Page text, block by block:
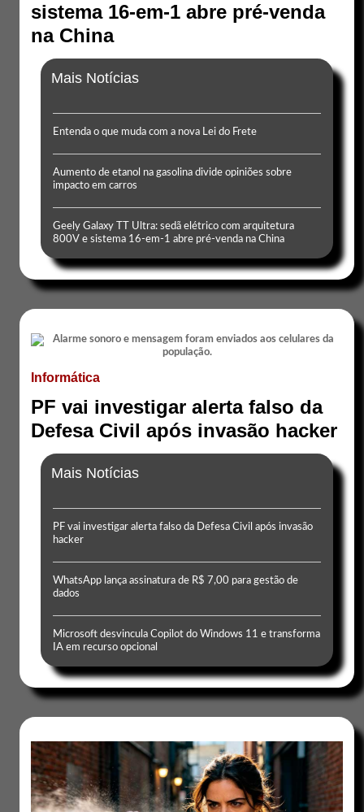
sistema 16-em-1 abre pré-venda
na China
Mais Notícias
Entenda o que muda com a nova Lei do Frete
Aumento de etanol na gasolina divide opiniões sobre
impacto em carros
Geely Galaxy TT Ultra: sedã elétrico com arquitetura
800V e sistema 16-em-1 abre pré-venda na China
Informática
PF vai investigar alerta falso da
Defesa Civil após invasão hacker
Mais Notícias
PF vai investigar alerta falso da Defesa Civil após invasão
hacker
WhatsApp lança assinatura de R$ 7,00 para gestão de
dados
Microsoft desvincula Copilot do Windows 11 e transforma
IA em recurso opcional